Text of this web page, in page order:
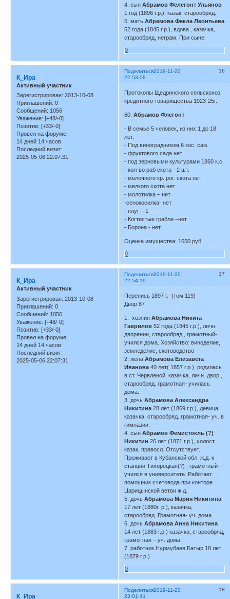
4. сынАбрамов Фелегонт Ульянов
1 год (1896 г.р.), казак, старообряд.
5. матьАбрамова Фекла Леонтьева
52 года (1845 г.р.), вдова , казачка,
старообряд, неграм. При сыне.
0
Поделиться 16
2019-11-20
22:53:08
К_Ира
Активный участник
Зарегистрирован: 2013-10-08
Приглашений: 0
Сообщений: 1056
Уважение: [+48/-0]
Позитив: [+33/-0]
Провел на форуме:
14 дней 14 часов
Последний визит:
2025-05-06 22:07:31
Протоколы Щедринского сельскохоз.
кредитного товарищества 1923-25г.
60.Абрамов Флегонт
- В семье 5 человек, из них 1 до 18
лет.
- Под виноградником 6 кос. саж.
- фруктового сада нет.
- под зерновыми культурами 1860 к.с.
- кол-во раб скота - 2 шт.
- молочного кр. рог. скота нет
- мелкого скота нет
- молотилка – нет
-сенокосилка- нет
- плуг – 1
- Когтистые грабли –нет
- Борона - нет
Оценка имущества: 1650 руб.
0
Поделиться 17
2019-11-20
22:54:19
К_Ира
Активный участник
Зарегистрирован: 2013-10-08
Приглашений: 0
Сообщений: 1056
Уважение: [+48/-0]
Позитив: [+33/-0]
Провел на форуме:
14 дней 14 часов
Последний визит:
2025-05-06 22:07:31
Перепись 1897 г. (том 119)
Двор 87
1. хозяинАбрамова Никита
Гаврилов 52 года (1845 г.р.), личн.
дворянин, старообряд., грамотный-
учился дома. Хозяйство: виноделие,
земледелие, скотоводство
2. женаАбрамова Елизавета
Иванова 40 лет( 1857 г.р.), родилась
в ст. Червленой, казачка, личн. двор.,
старообряд. грамотная- училась
дома.
3. дочь Абрамова Александра
Никитина 28 лет (1869 г.р.), девица,
казачка, старообряд.,грамотная- уч. в
гимназии.
4. сынАбрамов Фемистокль (?)
Никитин 26 лет (1871 г.р.), холост,
казак, правосл. Отсутствует.
Проживает в Кубанской обл. ж.д. к
станции Тихорецкая(?) . грамотный –
учился в университете. Работает
помощник счетовода при конторе
Царицынской ветви ж.д.
5. дочьАбрамова Мария Никитина
17 лет (1880г. р.), казачка,
старообряд. Грамотная- уч. дома.
6. дочьАбрамова Анна Никитина
14 лет (1883 г.р.) казачка, старообряд,
грамотная – уч. дома.
7. работник Нурмубаев Батыр 18 лет
(1879 г.р.)
0
Поделиться 18
2019-11-20
23:01:41
К_Ира